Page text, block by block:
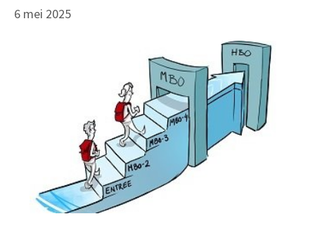
6 mei 2025